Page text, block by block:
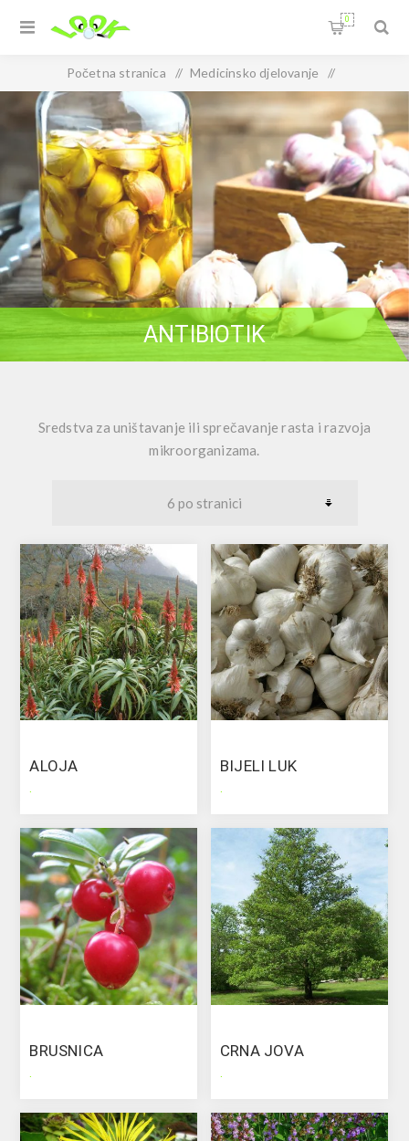
0
Početna stranica / Medicinsko djelovanje /
Dermatološki / Antibiotik
ANTIBIOTIK
Sredstva za uništavanje ili sprečavanje rasta i razvoja
mikroorganizama.
ALOJA
.
BIJELI LUK
.
BRUSNICA
.
CRNA JOVA
.